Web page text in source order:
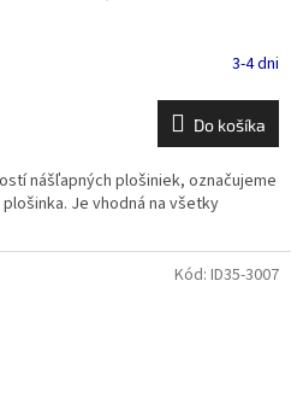
3-4 dni
Do košíka
nášľapných plošiniek, označujeme
Je vhodná na všetky
Kód: ID35-3007